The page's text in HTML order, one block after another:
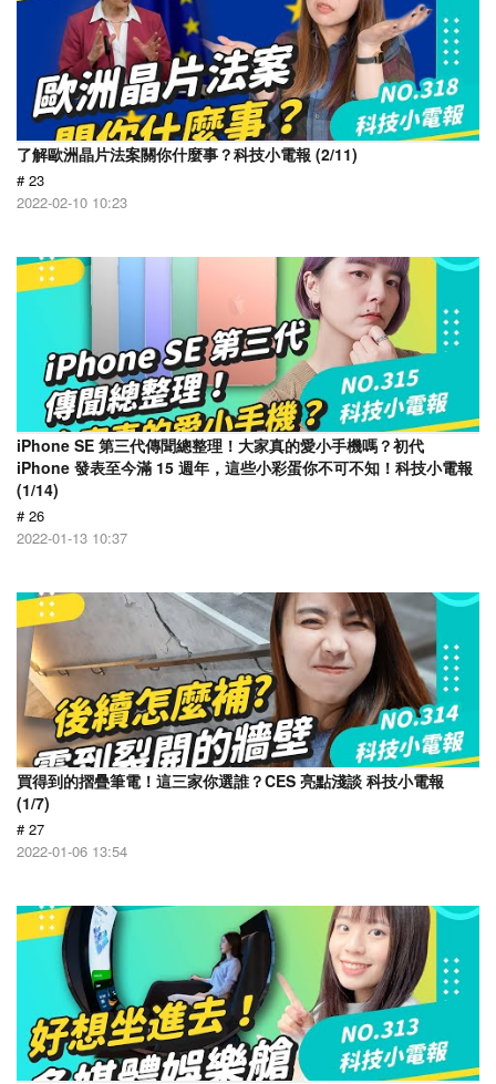
了解歐洲晶片法案關你什麼事？科技小電報 (2/11)
# 23
2022-02-10 10:23
iPhone SE 第三代傳聞總整理！大家真的愛小手機嗎？初代
iPhone 發表至今滿 15 週年，這些小彩蛋你不可不知！科技小電報
(1/14)
# 26
2022-01-13 10:37
買得到的摺疊筆電！這三家你選誰？CES 亮點淺談 科技小電報
(1/7)
# 27
2022-01-06 13:54